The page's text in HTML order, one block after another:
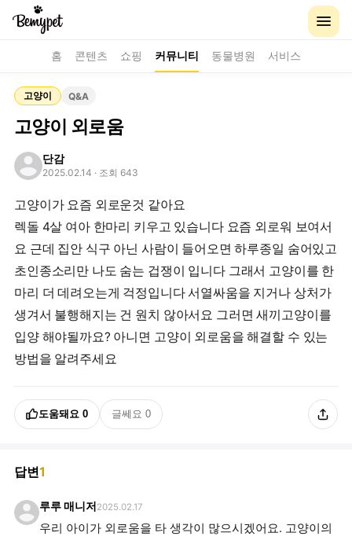
홈 콘텐츠 쇼핑 커뮤니티 동물병원 서비스
고양이 Q&A
고양이 외로움
단감
2025.02.14 · 조회 643
고양이가 요즘 외로운것 같아요
렉돌 4살 여아 한마리 키우고 있습니다 요즘 외로워 보여서
요 근데 집안 식구 아닌 사람이 들어오면 하루종일 숨어있고
초인종소리만 나도 숨는 겁쟁이 입니다 그래서 고양이를 한
마리 더 데려오는게 걱정입니다 서열싸움을 지거나 상처가
생겨서 불행해지는 건 원치 않아서요 그러면 새끼고양이를
입양 해야될까요? 아니면 고양이 외로움을 해결할 수 있는
방법을 알려주세요
도움돼요 0 글쎄요 0
답변1
루루 매니저 2025.02.17
우리 아이가 외로움을 타 생각이 많으시겠어요. 고양이의